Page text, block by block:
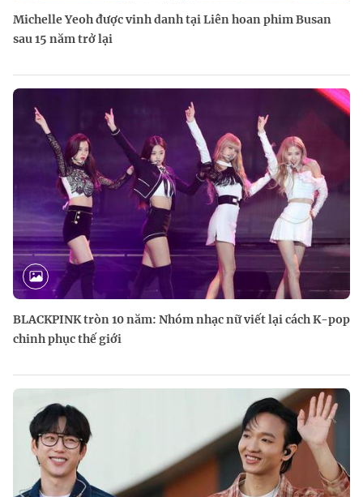
Michelle Yeoh được vinh danh tại Liên hoan phim Busan
sau 15 năm trở lại
BLACKPINK tròn 10 năm: Nhóm nhạc nữ viết lại cách K-pop
chinh phục thế giới